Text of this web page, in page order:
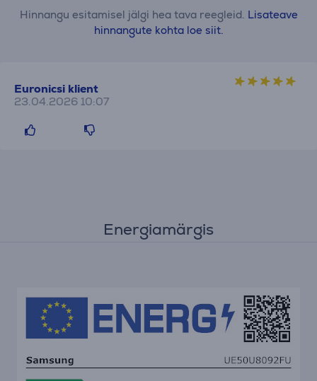
Hinnangu esitamisel jälgi hea tava reegleid. Lisateave
hinnangute kohta loe siit.
Euronicsi klient
23.04.2026 10:07
Energiamärgis